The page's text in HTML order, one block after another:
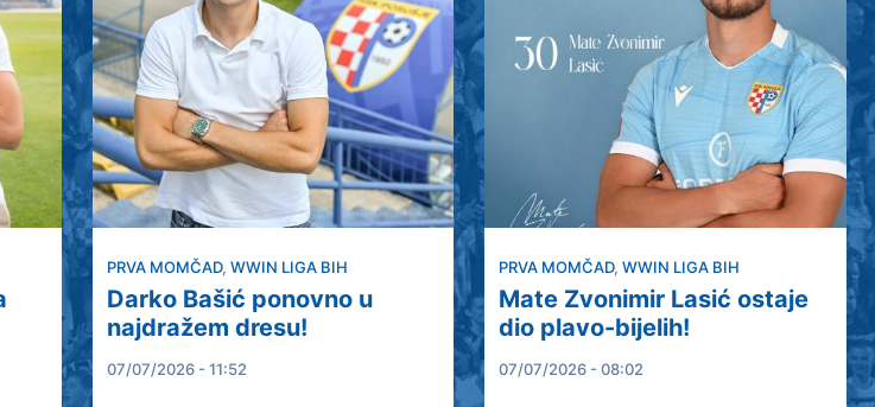
PRVA MOMČAD, WWIN LIGA BIH
Darko Bašić ponovno u
najdražem dresu!
07/07/2026 - 11:52
PRVA MOMČAD,WWIN LIGA BIH
Mate Zvonimir Lasić ostaje
dio plavo-bijelih!
07/07/2026 - 08:02